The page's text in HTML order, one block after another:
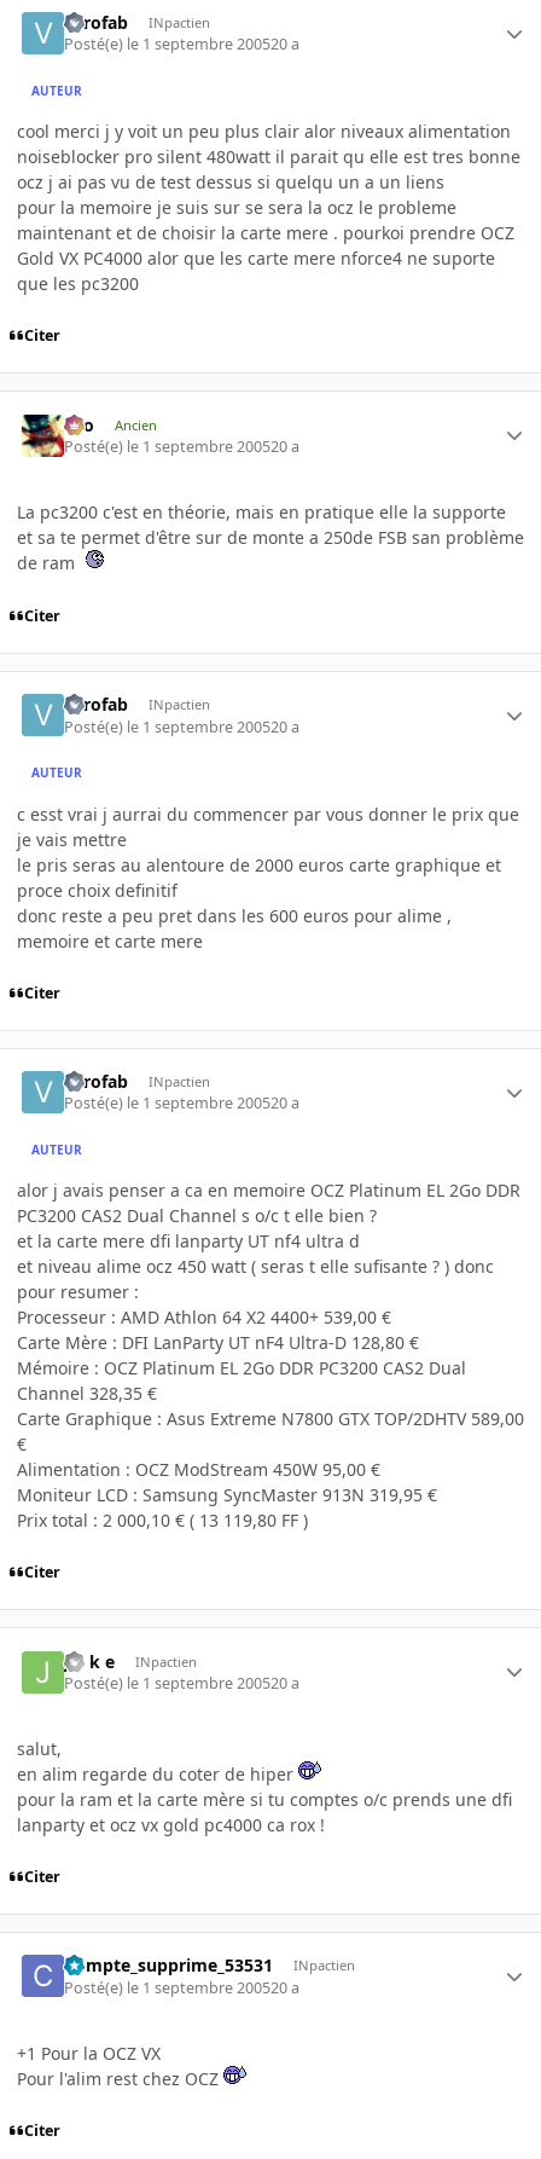
verofab INpactien
Posté(e) le 1 septembre 200520 a
AUTEUR
cool merci j y voit un peu plus clair alor niveaux alimentation
noiseblocker pro silent 480watt il parait qu elle est tres bonne
ocz j ai pas vu de test dessus si quelqu un a un liens
pour la memoire je suis sur se sera la ocz le probleme
maintenant et de choisir la carte mere . pourkoi prendre OCZ
Gold VX PC4000 alor que les carte mere nforce4 ne suporte
que les pc3200
Citer
eYo Ancien
Posté(e) le 1 septembre 200520 a
La pc3200 c'est en théorie, mais en pratique elle la supporte
et sa te permet d'être sur de monte a 250de FSB san problème
de ram
Citer
verofab INpactien
Posté(e) le 1 septembre 200520 a
AUTEUR
c esst vrai j aurrai du commencer par vous donner le prix que
je vais mettre
le pris seras au alentoure de 2000 euros carte graphique et
proce choix definitif
donc reste a peu pret dans les 600 euros pour alime ,
memoire et carte mere
Citer
verofab INpactien
Posté(e) le 1 septembre 200520 a
AUTEUR
alor j avais penser a ca en memoire OCZ Platinum EL 2Go DDR
PC3200 CAS2 Dual Channel s o/c t elle bien ?
et la carte mere dfi lanparty UT nf4 ultra d
et niveau alime ocz 450 watt ( seras t elle sufisante ? ) donc
pour resumer :
Processeur : AMD Athlon 64 X2 4400+ 539,00 €
Carte Mère : DFI LanParty UT nF4 Ultra-D 128,80 €
Mémoire : OCZ Platinum EL 2Go DDR PC3200 CAS2 Dual
Channel 328,35 €
Carte Graphique : Asus Extreme N7800 GTX TOP/2DHTV 589,00
€
Alimentation : OCZ ModStream 450W 95,00 €
Moniteur LCD : Samsung SyncMaster 913N 319,95 €
Prix total : 2 000,10 € ( 13 119,80 FF )
Citer
j o k e INpactien
Posté(e) le 1 septembre 200520 a
salut,
en alim regarde du coter de hiper
pour la ram et la carte mère si tu comptes o/c prends une dfi
lanparty et ocz vx gold pc4000 ca rox !
Citer
Compte_supprime_53531 INpactien
Posté(e) le 1 septembre 200520 a
+1 Pour la OCZ VX
Pour l'alim rest chez OCZ
Citer